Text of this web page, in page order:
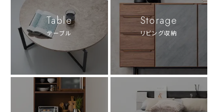
Table
テーブル
Storage
リビング収納